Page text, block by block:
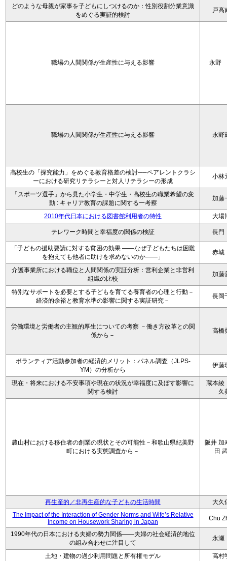
どのような母親が家事を子どもにしつけるのか：性別役割分業意識
をめぐる実証的検討
戸髙
職場の人間関係が生産性に与える影響 永野
職場の人間関係が生産性に与える影響 永野
高校生の「探究能力」をめぐる教育格差の検討──ペアレントクラシ
ーにおける研究リテラシーと対人リテラシーの形成
小林
「スポーツ選手」から見た小学生・中学生・高校生の職業希望の変
動 : キャリア教育の課題に関する一考察
加藤
2010年代日本における図書館利用者の特性 大場
テレワーク時間と幸福度の関係の検証 長
「子どもの援助要請に対する貧困の効果 ――なぜ子どもたちは困難
を抱えても他者に助けを求めないのか――」
赤
介護事業所における職位と人間関係の実証分析：営利企業と非営利
組織の比較
加藤
特別なサポートを必要とする子どもを育てる養育者の心理と行動－
経済的余裕と教育水準の影響に関する実証研究－
長岡
労働環境と労働者の主観的厚生についての考察 －働き方改革との関
係から－
高橋
ボランティア活動参加者の経済的メリット：パネル調査（JLPS-
YM）の分析から
伊藤
現在・将来における不安事項や現在の状況が幸福度に及ぼす影響に
関する検討
蔵本綾
久
農山村における移住者の創業の現状とその可能性－和歌山県紀美野
町における実態調査から－
阪井 加
田
再生産的／非再生産的な子どもの生活時間
大久
The Impact of the Interaction of Gender Norms and Wife’s Relative
Income on Housework Sharing in Japan
Chu
1990年代の日本における夫婦の勢力関係――夫婦の社会経済的地位
の組み合わせに注目して
永
土地・建物の過少利用問題と所有権モデル 高村